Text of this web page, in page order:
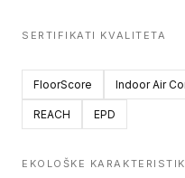
SERTIFIKATI KVALITETA
FloorScore Indoor Air
REACH EPD
EKOLOŠKE